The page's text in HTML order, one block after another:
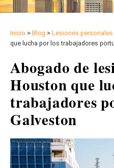
Inicio > Blog > Lesiones personales
que lucha por los trabajadores
Abogado de
Houston que
trabajadores
Galveston